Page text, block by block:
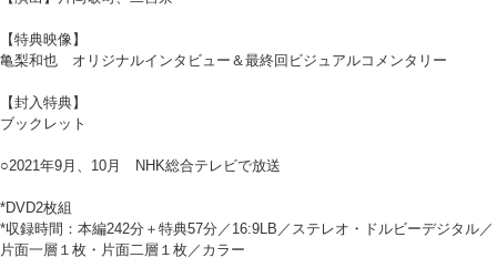
【特典映像】
亀梨和也 オリジナルインタビュー＆最終回ビジュアルコメンタリー
【封入特典】
ブックレット
○2021年9月、10月 NHK総合テレビで放送
*DVD2枚組
*収録時間：本編242分＋特典57分／16:9LB／ステレオ・ドルビーデジタル／
片面一層１枚・片面二層１枚／カラー